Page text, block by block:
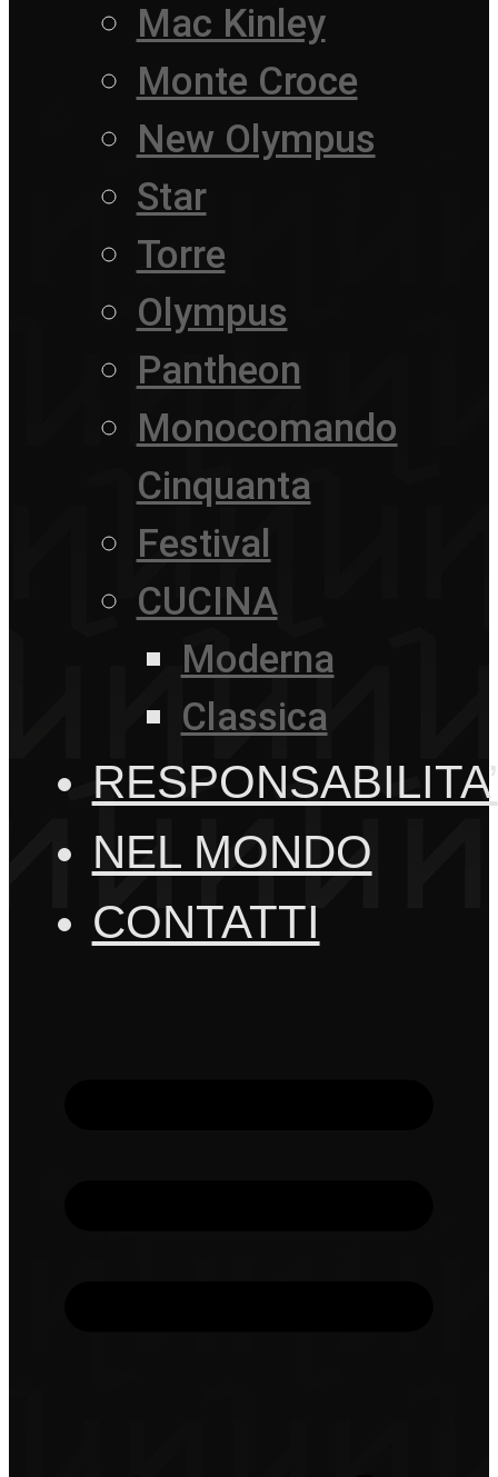
Mac Kinley
Monte Croce
New Olympus
Star
Torre
Olympus
Pantheon
Monocomando
Cinquanta
Festival
CUCINA
Moderna
Classica
RESPONSABILITA’
NEL MONDO
CONTATTI